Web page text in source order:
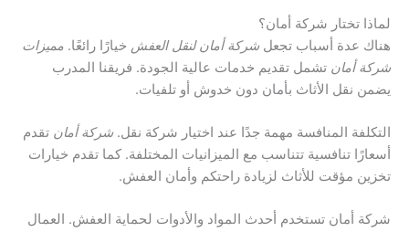
لماذا تختار شركة أمان؟
هناك عدة أسباب تجعل شركة أمان لنقل العفش خيارًا رائعًا. مميزات
شركة أمان تشمل تقديم خدمات عالية الجودة. فريقنا المدرب
يضمن نقل الأثاث بأمان دون خدوش أو تلفيات.
التكلفة المنافسة مهمة جدًا عند اختيار شركة نقل. شركة أمان تقدم
أسعارًا تنافسية تتناسب مع الميزانيات المختلفة. كما تقدم خيارات
تخزين مؤقت للأثاث لزيادة راحتكم وأمان العفش.
شركة أمان تستخدم أحدث المواد والأدوات لحماية العفش. العمال